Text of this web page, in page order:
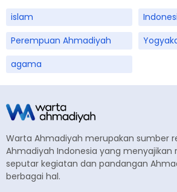
islam
Perempuan Ahmadiyah
agama
Warta Ahmadiyah merupakan sumber
Ahmadiyah Indonesia yang menyajikan
seputar kegiatan dan pandangan
berbagai hal.